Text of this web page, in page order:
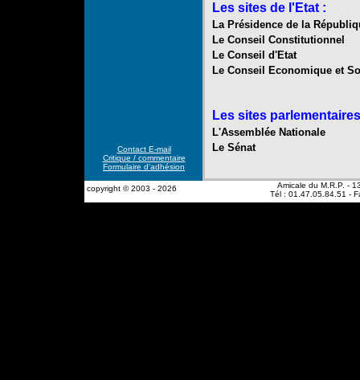
Les sites de l'Etat :
La Présidence de la
Le Conseil Constitutionnel
Le Conseil d'Etat
Le Conseil Economique et
Les sites
L'Assemblée Nationale
Le Sénat
Contact E-mail
Critique / commentaire
Formulaire d'adhésion
copyright © 2003 - 2026
Amicale du M.R.P. -
Tél : 01.47.05.84.51 -